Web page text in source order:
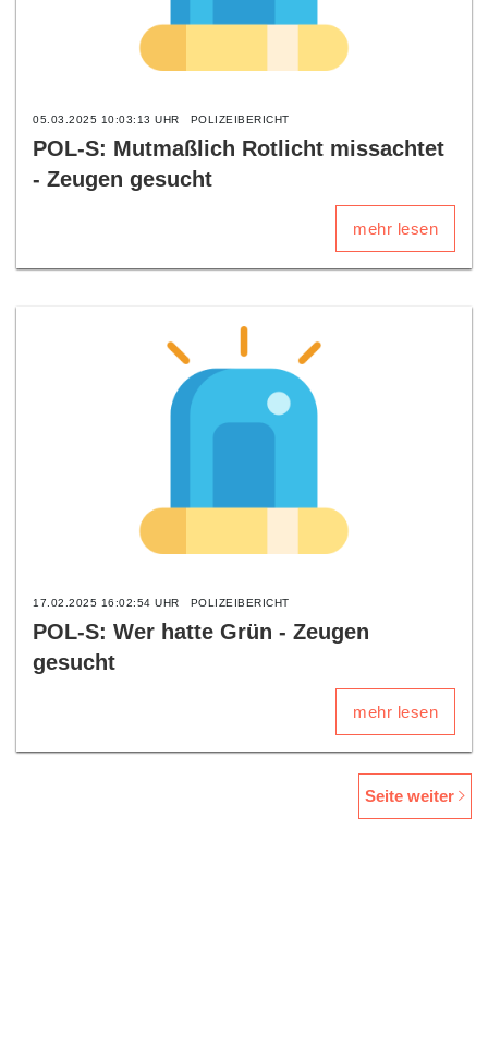
05.03.2025 10:03:13 UHR POLIZEIBERICHT
POL-S: Mutmaßlich Rotlicht missachtet
- Zeugen gesucht
mehr lesen
17.02.2025 16:02:54 UHR POLIZEIBERICHT
POL-S: Wer hatte Grün - Zeugen
gesucht
mehr lesen
Seite weiter